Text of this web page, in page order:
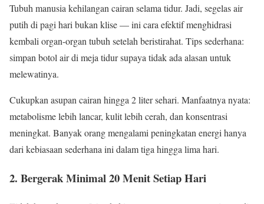
Tubuh manusia kehilangan cairan selama tidur. Jadi, segelas air
putih di pagi hari bukan klise — ini cara efektif menghidrasi
kembali organ-organ tubuh setelah beristirahat. Tips sederhana:
simpan botol air di meja tidur supaya tidak ada alasan untuk
melewatinya.
Cukupkan asupan cairan hingga 2 liter sehari. Manfaatnya nyata:
metabolisme lebih lancar, kulit lebih cerah, dan konsentrasi
meningkat. Banyak orang mengalami peningkatan energi hanya
dari kebiasaan sederhana ini dalam tiga hingga lima hari.
2. Bergerak Minimal 20 Menit Setiap Hari